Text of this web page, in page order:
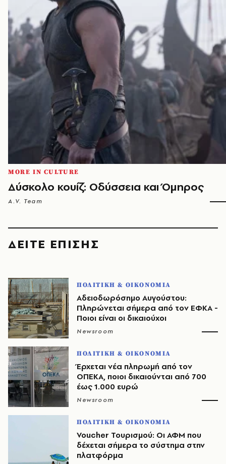
MORE IN CULTURE
Δύσκολο κουίζ: Οδύσσεια και Όμηρος
A.V. Team
ΔΕΙΤΕ ΕΠΙΣΗΣ
ΠΟΛΙΤΙΚΗ & ΟΙΚΟΝΟΜΙΑ
Αδειοδωρόσημο Αυγούστου:
Πληρώνεται σήμερα από τον ΕΦΚΑ -
Ποιοι είναι οι δικαιούχοι
Newsroom
ΠΟΛΙΤΙΚΗ & ΟΙΚΟΝΟΜΙΑ
Έρχεται νέα πληρωμή από τον
ΟΠΕΚΑ, ποιοι δικαιούνται από 700
έως 1.000 ευρώ
Newsroom
ΠΟΛΙΤΙΚΗ & ΟΙΚΟΝΟΜΙΑ
Voucher Τουρισμού: Οι ΑΦΜ που
δέχεται σήμερα το σύστημα στην
πλατφόρμα